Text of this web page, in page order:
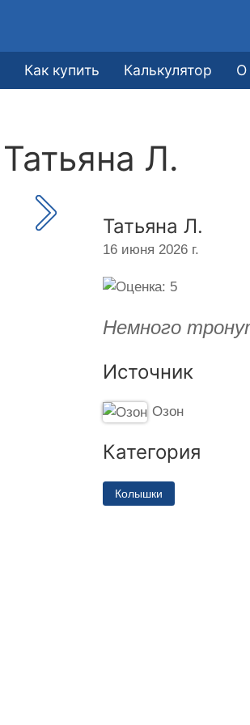
Как купить Калькулятор О
Татьяна Л.
Татьяна Л.
16 июня 2026 г.
Немного
Источник
Озон
Категория
Колышки